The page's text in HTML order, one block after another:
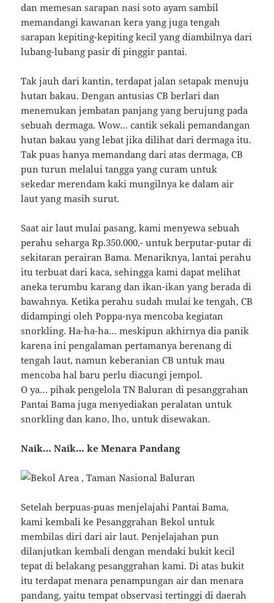
dan memesan sarapan nasi soto ayam sambil
memandangi kawanan kera yang juga tengah
sarapan kepiting-kepiting kecil yang diambilnya dari
lubang-lubang pasir di pinggir pantai.
Tak jauh dari kantin, terdapat jalan setapak menuju
hutan bakau. Dengan antusias CB berlari dan
menemukan jembatan panjang yang berujung pada
sebuah dermaga. Wow… cantik sekali pemandangan
hutan bakau yang lebat jika dilihat dari dermaga itu.
Tak puas hanya memandang dari atas dermaga, CB
pun turun melalui tangga yang curam untuk
sekedar merendam kaki mungilnya ke dalam air
laut yang masih surut.
Saat air laut mulai pasang, kami menyewa sebuah
perahu seharga Rp.350.000,- untuk berputar-putar di
sekitaran perairan Bama. Menariknya, lantai perahu
itu terbuat dari kaca, sehingga kami dapat melihat
aneka terumbu karang dan ikan-ikan yang berada di
bawahnya. Ketika perahu sudah mulai ke tengah, CB
didampingi oleh Poppa-nya mencoba kegiatan
snorkling. Ha-ha-ha… meskipun akhirnya dia panik
karena ini pengalaman pertamanya berenang di
tengah laut, namun keberanian CB untuk mau
mencoba hal baru perlu diacungi jempol.
O ya… pihak pengelola TN Baluran di pesanggrahan
Pantai Bama juga menyediakan peralatan untuk
snorkling dan kano, lho, untuk disewakan.
Naik… Naik… ke Menara Pandang
Setelah berpuas-puas menjelajahi Pantai Bama,
kami kembali ke Pesanggrahan Bekol untuk
membilas diri dari air laut. Penjelajahan pun
dilanjutkan kembali dengan mendaki bukit kecil
tepat di belakang pesanggrahan kami. Di atas bukit
itu terdapat menara penampungan air dan menara
pandang, yaitu tempat observasi tertinggi di daerah